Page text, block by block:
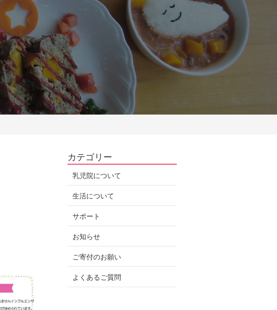
カテゴリー
乳児院について
生活について
サポート
お知らせ
ご寄付のお願い
よくあるご質問